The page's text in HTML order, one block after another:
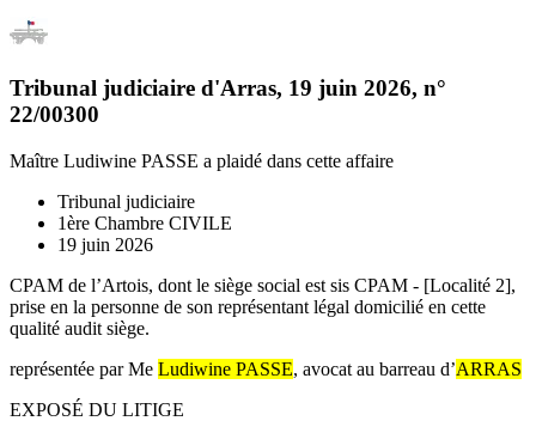
Tribunal judiciaire d'Arras, 19 juin 2026, n°
22/00300
Maître Ludiwine PASSE a plaidé dans cette affaire
Tribunal judiciaire
1ère Chambre CIVILE
19 juin 2026
CPAM de l’Artois, dont le siège social est sis CPAM - [Localité 2],
prise en la personne de son représentant légal domicilié en cette
qualité audit siège.
représentée par Me Ludiwine PASSE, avocat au barreau d’ARRAS
EXPOSÉ DU LITIGE